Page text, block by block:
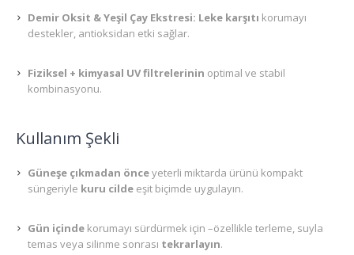
Demir Oksit & Yeşil Çay Ekstresi: Leke karşıtı korumayı
destekler, antioksidan etki sağlar.
Fiziksel + kimyasal UV filtrelerinin optimal ve stabil
kombinasyonu.
Kullanım Şekli
Güneşe çıkmadan önceyeterli miktarda ürünü kompakt
süngeriyle kuru cilde eşit biçimde uygulayın.
Gün içinde korumayı sürdürmek için –özellikle terleme, suyla
temas veya silinme sonrası tekrarlayın.